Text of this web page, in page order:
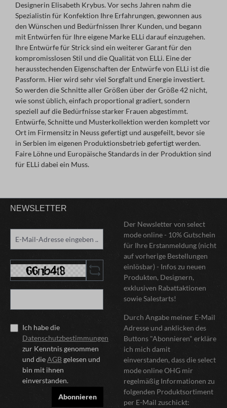
Designerin Elisabeth Krybus. Vor sechs Jahren nahm die
Spezialistin für Konfektion Ihre Erfahrungen, gewonnen aus
den Wünschen und Bedürfnissen Ihrer Kunden, und begann
mit Entwürfen für Ihre eigene Marke ELLi darauf einzugehen.
Ihre Entwürfe für Strick sind ein weiterer Garant für den
kompromisslosen Stil und die Qualität von ELLi. Eine der
herausstechenden Eigenschaften der Entwürfe von ELLi ist die
Passform. Hier wird sehr viel Sorgfalt und Energie investiert.
So werden die Schnitte aller Größen über der Größe 42 nicht,
wie sonst üblich, einfach proportional gradiert, sondern
speziell auf die Bedürfnisse starker Frauen abgestimmt.
Entwürfe, Schnitte und Musterkollektion werden komplett vor
Ort im Firmensitz in Neuss gefertigt und ausgefeilt, bevor sie
in Serbien im eigenen Produktionsbetrieb gefertigt werden.
Faire Löhne und Europäische Standards in der Produktion sind
für ELLi dabei ein Muss.
NEWSLETTER
Ich habe die
Datenschutzbestimmungen
zur Kenntnis genommen
und dieAGBgelesen und
bin mit ihnen
einverstanden.
Abonnieren
Der Newsletter von select
mode online - 10% Gutschein
für Ihre Erstanmeldung (nicht
auf vorherige Bestellungen
einlösbar) - Infos zu neuen
Produkten, Designern,
exklusiven Rabattaktionen
sowie Salestarts!
Durch Angabe meiner E-Mail
Adresse und anklicken des
Buttons "Abonnieren" erkläre
ich mich damit
einverstanden, dass die select
mode online OHG mir
regelmäßig Informationen zu
folgenden Produktsortiment
per E-Mail zuschickt: